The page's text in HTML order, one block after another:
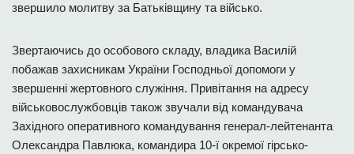
звершило молитву за Батьківщину та військо.
Звертаючись до особового складу, владика Василій
побажав захисникам України Господньої допомоги у
звершенні жертовного служіння. Привітання на адресу
військовослужбовців також звучали від командувача
Західного оперативного командування генерал-лейтенанта
Олександра Павлюка, командира 10-ї окремої гірсько-